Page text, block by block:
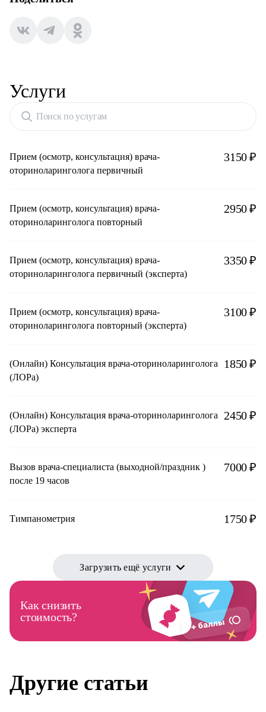
Услуги
Поиск по услугам
Прием (осмотр, консультация) врача-
оториноларинголога первичный
3150 ₽
Прием (осмотр, консультация) врача-
оториноларинголога повторный
2950 ₽
Прием (осмотр, консультация) врача-
оториноларинголога первичный (эксперта)
3350 ₽
Прием (осмотр, консультация) врача-
оториноларинголога повторный (эксперта)
3100 ₽
(Онлайн) Консультация врача-оториноларинголога
(ЛОРа)
1850 ₽
(Онлайн) Консультация врача-оториноларинголога
(ЛОРа) эксперта
2450 ₽
Вызов врача-специалиста (выходной/праздник )
после 19 часов
7000 ₽
Тимпанометрия 1750 ₽
Загрузить ещё услуги
Как снизить
стоимость?
Другие статьи